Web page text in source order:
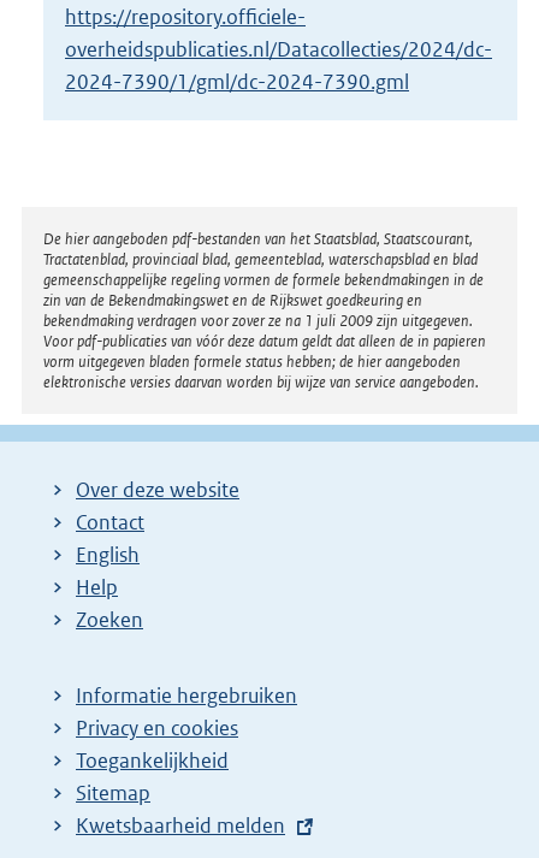
https://repository.officiele-
overheidspublicaties.nl/Datacollecties/2024/dc-
2024-7390/1/gml/dc-2024-7390.gml
Disclaimer
De hier aangeboden pdf-bestanden van het Staatsblad, Staatscourant,
Tractatenblad, provinciaal blad, gemeenteblad, waterschapsblad en blad
gemeenschappelijke regeling vormen de formele bekendmakingen in de
zin van de Bekendmakingswet en de Rijkswet goedkeuring en
bekendmaking verdragen voor zover ze na 1 juli 2009 zijn uitgegeven.
Voor pdf-publicaties van vóór deze datum geldt dat alleen de in papieren
vorm uitgegeven bladen formele status hebben; de hier aangeboden
elektronische versies daarvan worden bij wijze van service aangeboden.
Over deze website
Contact
English
Help
Zoeken
Informatie hergebruiken
Privacy en cookies
Toegankelijkheid
Sitemap
E
Kwetsbaarheid melden